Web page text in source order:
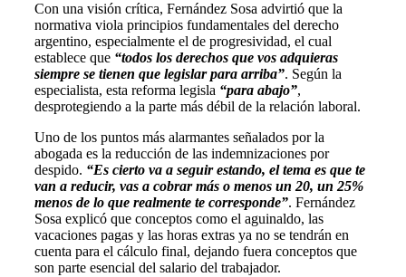
Con una visión crítica, Fernández Sosa advirtió que la
normativa viola principios fundamentales del derecho
argentino, especialmente el de progresividad, el cual
establece que “todos los derechos que vos adquieras
siempre se tienen que legislar para arriba”. Según la
especialista, esta reforma legisla “para abajo”,
desprotegiendo a la parte más débil de la relación laboral.
Uno de los puntos más alarmantes señalados por la
abogada es la reducción de las indemnizaciones por
despido. “Es cierto va a seguir estando, el tema es que te
van a reducir, vas a cobrar más o menos un 20, un 25%
menos de lo que realmente te corresponde”. Fernández
Sosa explicó que conceptos como el aguinaldo, las
vacaciones pagas y las horas extras ya no se tendrán en
cuenta para el cálculo final, dejando fuera conceptos que
son parte esencial del salario del trabajador.